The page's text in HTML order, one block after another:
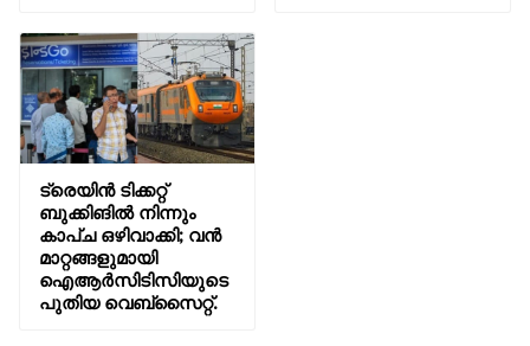
ട്രെയിന്‍ ടിക്കറ്റ്
ബുക്കിങില്‍ നിന്നും
കാപ്ച ഒഴിവാക്കി; വൻ
മാറ്റങ്ങളുമായി
ഐആര്‍സിടിസിയുടെ
പുതിയ വെബ്സൈറ്റ്.